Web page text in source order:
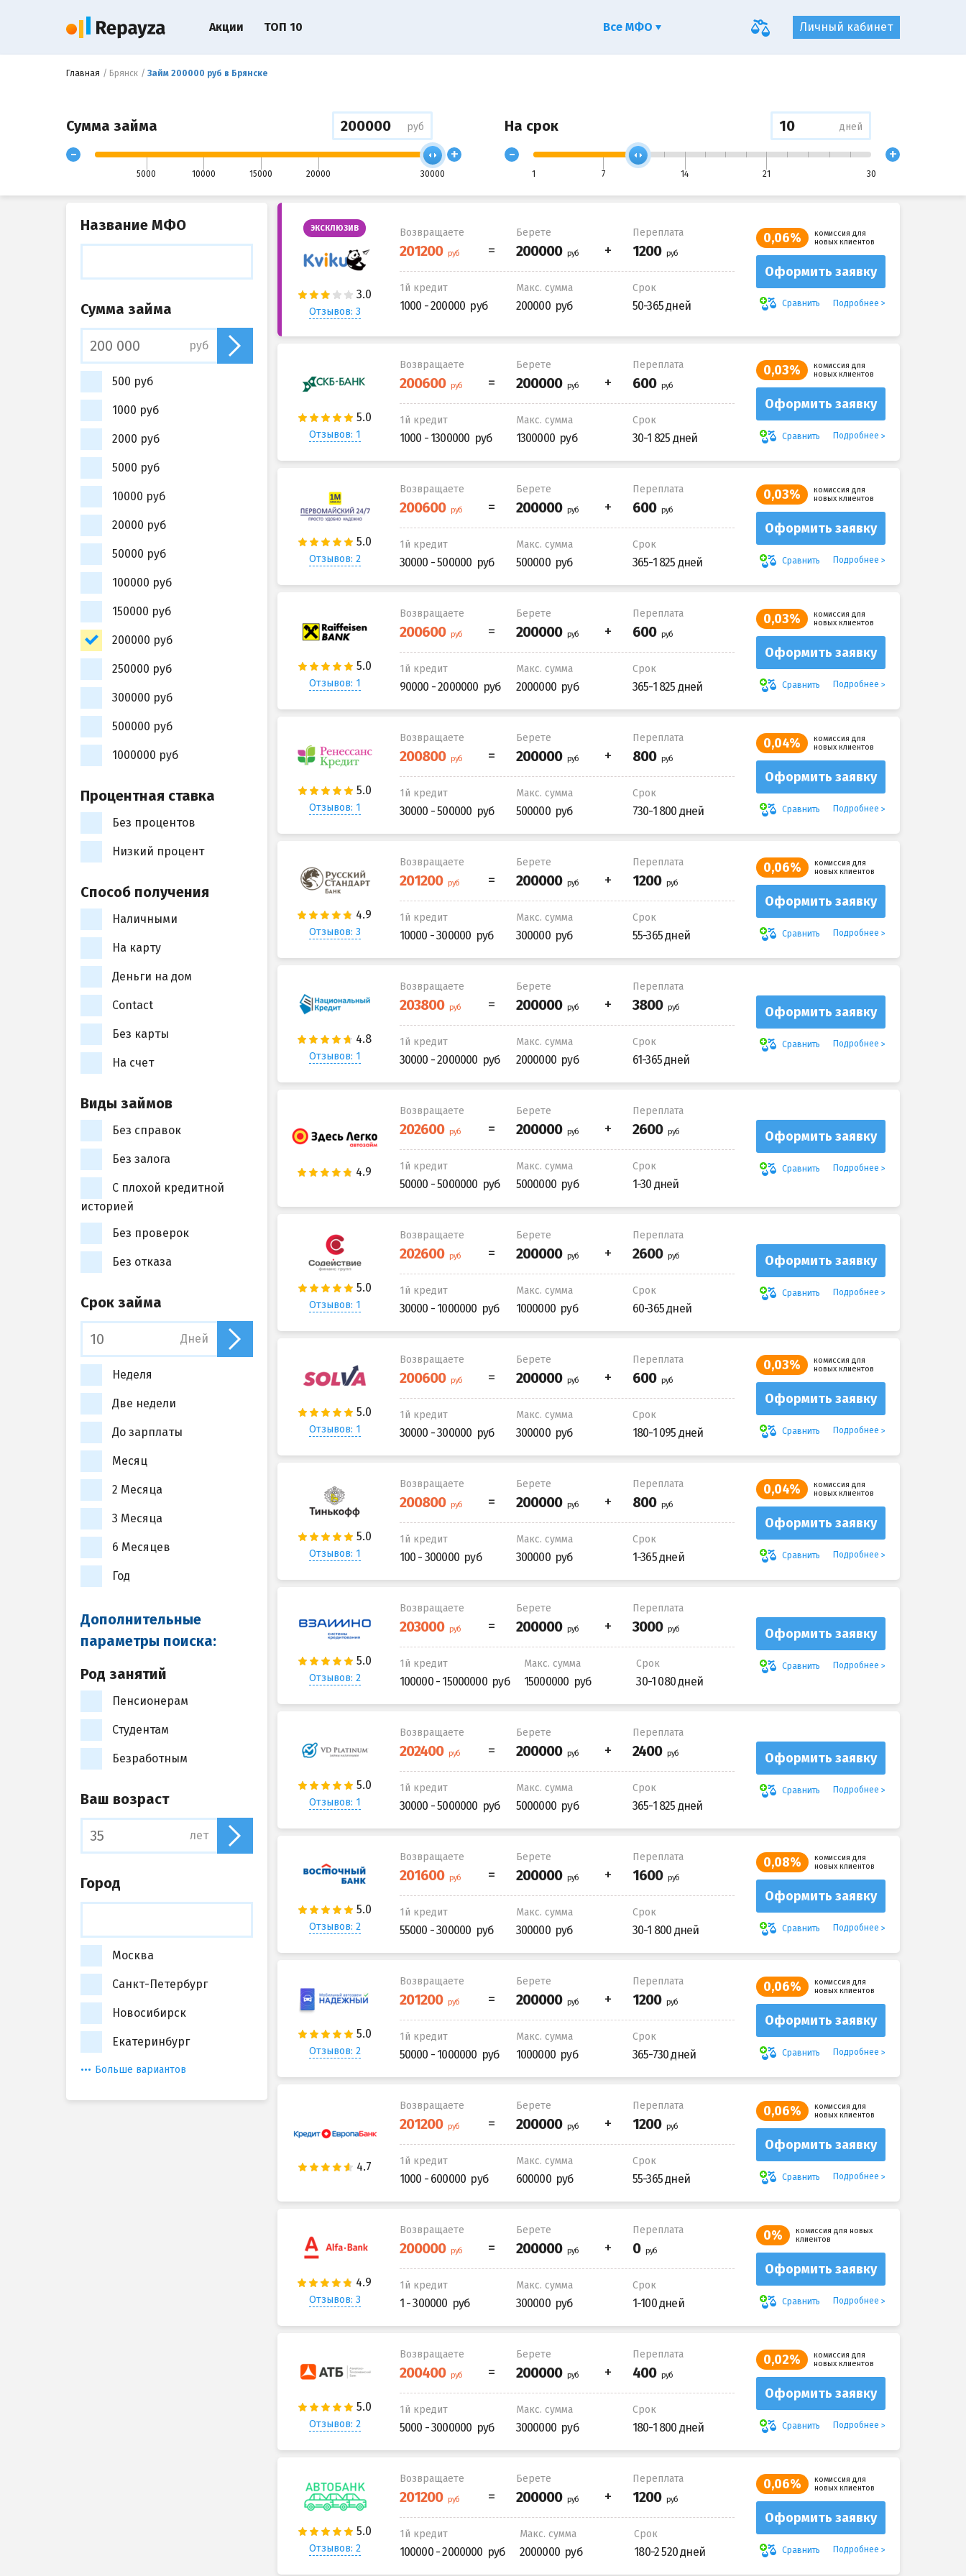
Главная Брянск Займ 200000 руб в Брянске
Сумма займа руб
-
5000 10000 15000 20000 30000
+
На срок дней
-
1 7 14 21 30
+
ЭКСКЛЮЗИВ
Отзывов: 3
Возвращаете Берете Переплата
1й кредит
1000 - 200000
Макс. сумма
200000
Срок
50-365 дней
0,06%
комиссия для
новых клиентов
Оформить заявку
Сравнить Подробнее
Отзывов: 1
Возвращаете Берете Переплата
1й кредит
1000 - 1300000
Макс. сумма
1300000
Срок
30-1 825 дней
0,03%
комиссия для
новых клиентов
Оформить заявку
Сравнить Подробнее
Отзывов: 2
Возвращаете Берете Переплата
1й кредит
30000 - 500000
Макс. сумма
500000
Срок
365-1 825 дней
0,03%
комиссия для
новых клиентов
Оформить заявку
Сравнить Подробнее
Отзывов: 1
Возвращаете Берете Переплата
1й кредит
90000 - 2000000
Макс. сумма
2000000
Срок
365-1 825 дней
0,03%
комиссия для
новых клиентов
Оформить заявку
Сравнить Подробнее
Отзывов: 1
Возвращаете Берете Переплата
1й кредит
30000 - 500000
Макс. сумма
500000
Срок
730-1 800 дней
0,04%
комиссия для
новых клиентов
Оформить заявку
Сравнить Подробнее
Отзывов: 3
Возвращаете Берете Переплата
1й кредит
10000 - 300000
Макс. сумма
300000
Срок
55-365 дней
0,06%
комиссия для
новых клиентов
Оформить заявку
Сравнить Подробнее
Отзывов: 1
Возвращаете Берете Переплата
1й кредит
30000 - 2000000
Макс. сумма
2000000
Срок
61-365 дней
Оформить заявку
Сравнить Подробнее
Возвращаете Берете Переплата
1й кредит
50000 - 5000000
Макс. сумма
5000000
Срок
1-30 дней
Оформить заявку
Сравнить Подробнее
Отзывов: 1
Возвращаете Берете Переплата
1й кредит
30000 - 1000000
Макс. сумма
1000000
Срок
60-365 дней
Оформить заявку
Сравнить Подробнее
Отзывов: 1
Возвращаете Берете Переплата
1й кредит
30000 - 300000
Макс. сумма
300000
Срок
180-1 095 дней
0,03%
комиссия для
новых клиентов
Оформить заявку
Сравнить Подробнее
Отзывов: 1
Возвращаете Берете Переплата
1й кредит
100 - 300000
Макс. сумма
300000
Срок
1-365 дней
0,04%
комиссия для
новых клиентов
Оформить заявку
Сравнить Подробнее
Отзывов: 2
Возвращаете Берете Переплата
1й кредит
100000 - 15000000
Макс. сумма
15000000
Срок
30-1 080 дней
Оформить заявку
Сравнить Подробнее
Отзывов: 1
Возвращаете Берете Переплата
1й кредит
30000 - 5000000
Макс. сумма
5000000
Срок
365-1 825 дней
Оформить заявку
Сравнить Подробнее
Отзывов: 2
Возвращаете Берете Переплата
1й кредит
55000 - 300000
Макс. сумма
300000
Срок
30-1 800 дней
0,08%
комиссия для
новых клиентов
Оформить заявку
Сравнить Подробнее
Отзывов: 2
Возвращаете Берете Переплата
1й кредит
50000 - 1000000
Макс. сумма
1000000
Срок
365-730 дней
0,06%
комиссия для
новых клиентов
Оформить заявку
Сравнить Подробнее
Возвращаете Берете Переплата
1й кредит
1000 - 600000
Макс. сумма
600000
Срок
55-365 дней
0,06%
комиссия для
новых клиентов
Оформить заявку
Сравнить Подробнее
Отзывов: 3
Возвращаете Берете Переплата
1й кредит
1 - 300000
Макс. сумма
300000
Срок
1-100 дней
0%
комиссия для новых
клиентов
Оформить заявку
Сравнить Подробнее
Отзывов: 2
Возвращаете Берете Переплата
1й кредит
5000 - 3000000
Макс. сумма
3000000
Срок
180-1 800 дней
0,02%
комиссия для
новых клиентов
Оформить заявку
Сравнить Подробнее
Отзывов: 2
Возвращаете Берете Переплата
1й кредит
100000 - 2000000
Макс. сумма
2000000
Срок
180-2 520 дней
0,06%
комиссия для
новых клиентов
Оформить заявку
Сравнить Подробнее
Название МФО
Сумма займа
руб
500 руб
1000 руб
2000 руб
5000 руб
10000 руб
20000 руб
50000 руб
100000 руб
150000 руб
200000 руб
250000 руб
300000 руб
500000 руб
1000000 руб
Процентная ставка
Без процентов
Низкий процент
Способ получения
Наличными
На карту
Деньги на дом
Contact
Без карты
На счет
Виды займов
Без справок
Без залога
С плохой кредитной
историей
Без проверок
Без отказа
Срок займа
Дней
Неделя
Две недели
До зарплаты
Месяц
2 Месяца
3 Месяца
6 Месяцев
Год
Дополнительные
параметры поиска:
Род занятий
Пенсионерам
Студентам
Безработным
Ваш возраст
лет
Город
Москва
Санкт-Петербург
Новосибирск
Екатеринбург
Больше вариантов
Личный кабинет
Акции ТОП 10 Все МФО